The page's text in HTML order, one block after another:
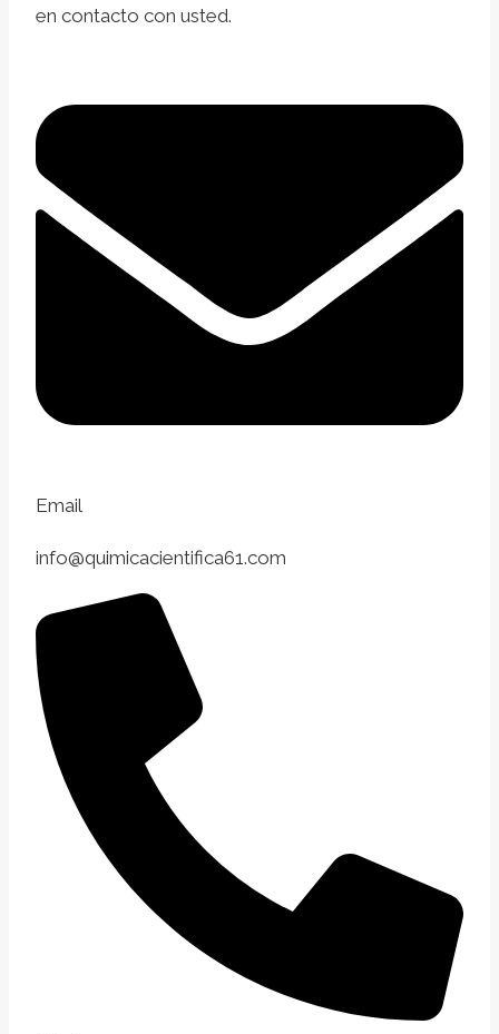
en contacto con usted.
Email
info@quimicacientifica61.com